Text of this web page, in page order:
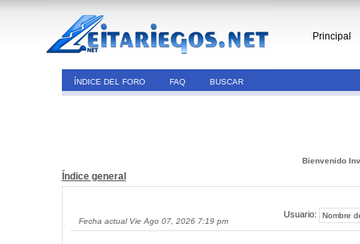
Principal
ÍNDICE DEL FORO FAQ BUSCAR
Bienvenido
Índice general
Fecha actual Vie Ago 07, 2026 7:19 pm
Usuario: